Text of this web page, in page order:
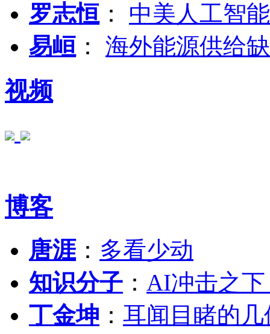
罗志恒 ： 中美人工智
易峘 ： 海外能源供给
视频
博客
唐涯： 多看少动
知识分子 ： AI冲击之
丁金坤 ： 耳闻目睹的